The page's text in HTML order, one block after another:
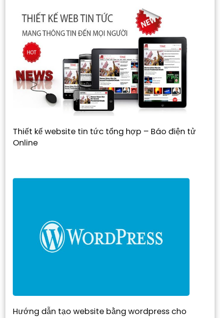
Thiết kế website tin tức tổng hợp – Báo điện tử
Online
Hướng dẫn tạo website bằng wordpress cho